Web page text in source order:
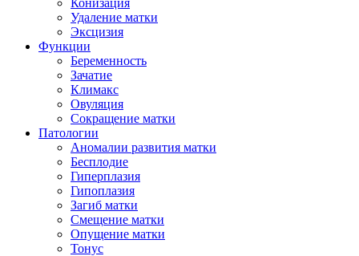
Конизация
Удаление матки
Эксцизия
Функции
Беременность
Зачатие
Климакс
Овуляция
Сокращение матки
Патологии
Аномалии развития матки
Бесплодие
Гиперплазия
Гипоплазия
Загиб матки
Смещение матки
Опущение матки
Тонус